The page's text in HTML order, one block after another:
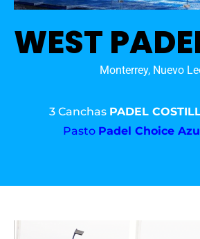
WEST
Monterrey, Nuevo
3 Canchas PADEL
Pasto Padel Choice